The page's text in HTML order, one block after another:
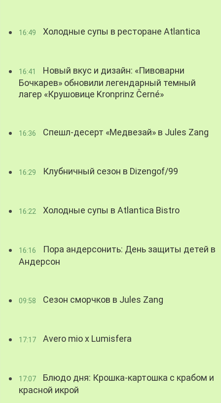
16:49 Холодные супы в ресторане Atlantica
16:41
Новый вкус и дизайн: «Пивоварни
Бочкарев» обновили легендарный темный
лагер «Крушовице Kronprinz Černé»
16:36 Спешл-десерт «Медвезай» в Jules Zang
16:29 Клубничный сезон в Dizengof/99
16:22 Холодные супы в Atlantica Bistro
16:16
Пора андерсонить: День защиты детей в
Андерсон
09:58 Сезон сморчков в Jules Zang
17:17 Avero mio x Lumisfera
17:07
Блюдо дня: Крошка-картошка с крабом и
красной икрой